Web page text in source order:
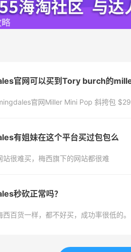
官网可以买到Tory burch的
官网Miller Mini Pop 斜挎包
有姐妹在这个平台买过包包么
站很难买，梅西旗下的网站都很难
秒砍正常吗？
百货一样，都不好买，成功率很低的。
两个！走了55有额外的返